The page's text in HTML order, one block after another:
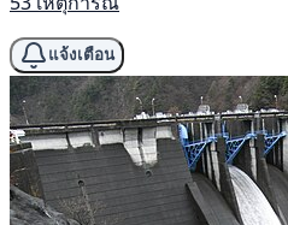
แจ้งเตือน